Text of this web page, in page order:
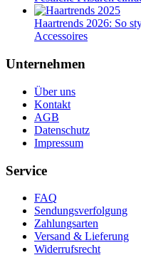
Haartrends 2026: So
Accessoires
Unternehmen
Über uns
Kontakt
AGB
Datenschutz
Impressum
Service
FAQ
Sendungsverfolgung
Zahlungsarten
Versand & Lieferung
Widerrufsrecht